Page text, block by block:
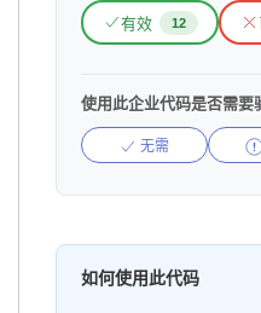
有效 12
使用此企业代码是否需要
无需
如何使用此代码